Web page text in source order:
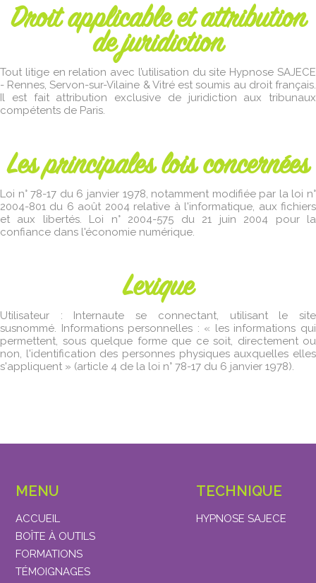
Droit applicable et attribution
de juridiction
Tout litige en relation avec l’utilisation du site Hypnose SAJECE
- Rennes, Servon-sur-Vilaine & Vitré est soumis au droit français.
Il est fait attribution exclusive de juridiction aux tribunaux
compétents de Paris.
Les principales lois concernées
Loi n° 78-17 du 6 janvier 1978, notamment modifiée par la loi n°
2004-801 du 6 août 2004 relative à l'informatique, aux fichiers
et aux libertés. Loi n° 2004-575 du 21 juin 2004 pour la
confiance dans l'économie numérique.
Lexique
Utilisateur : Internaute se connectant, utilisant le site
susnommé. Informations personnelles : « les informations qui
permettent, sous quelque forme que ce soit, directement ou
non, l'identification des personnes physiques auxquelles elles
s'appliquent » (article 4 de la loi n° 78-17 du 6 janvier 1978).
MENU
ACCUEIL
BOÎTE À OUTILS
FORMATIONS
TÉMOIGNAGES
TECHNIQUE
HYPNOSE SAJECE